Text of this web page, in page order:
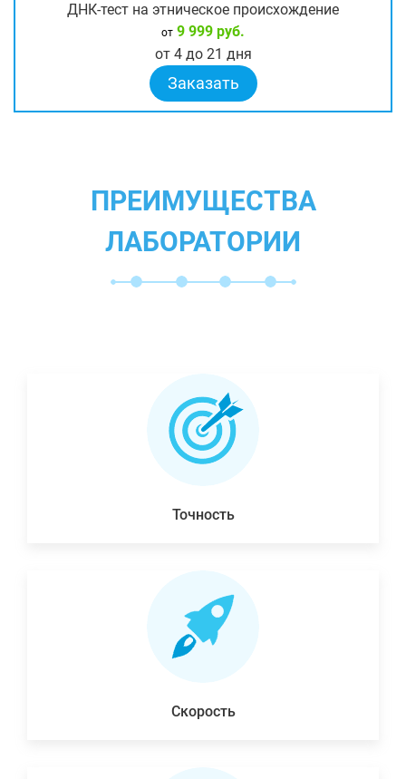
ДНК-тест на этническое происхождение
от 9 999 руб.
от 4 до 21 дня
Заказать
ПРЕИМУЩЕСТВА
ЛАБОРАТОРИИ
Точность
Скорость